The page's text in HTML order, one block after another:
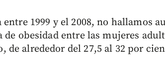
1999 y el 2008, no hallamos
obesidad entre las mujeres
de alrededor del 27,5 al 32 por